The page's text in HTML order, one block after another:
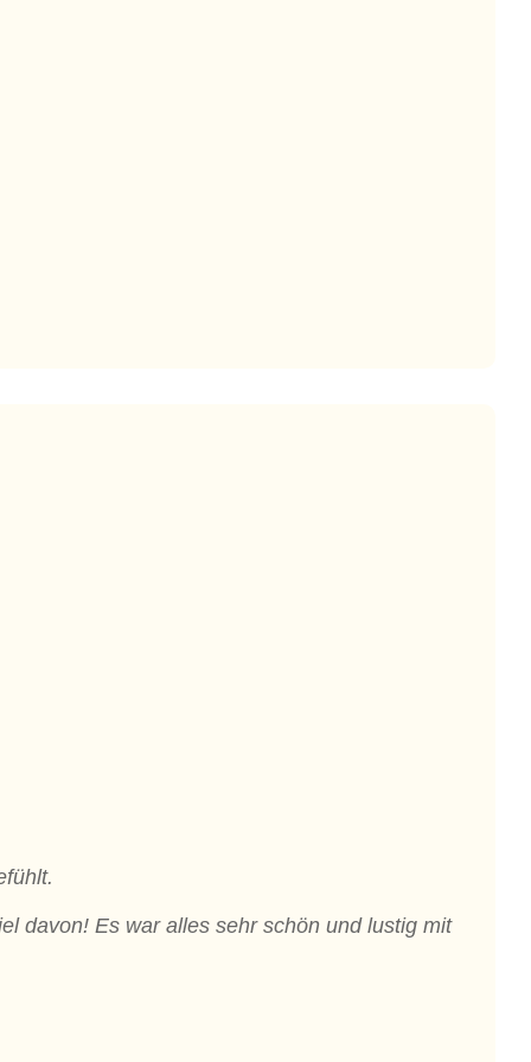
davon! Es war alles sehr schön und lustig mit